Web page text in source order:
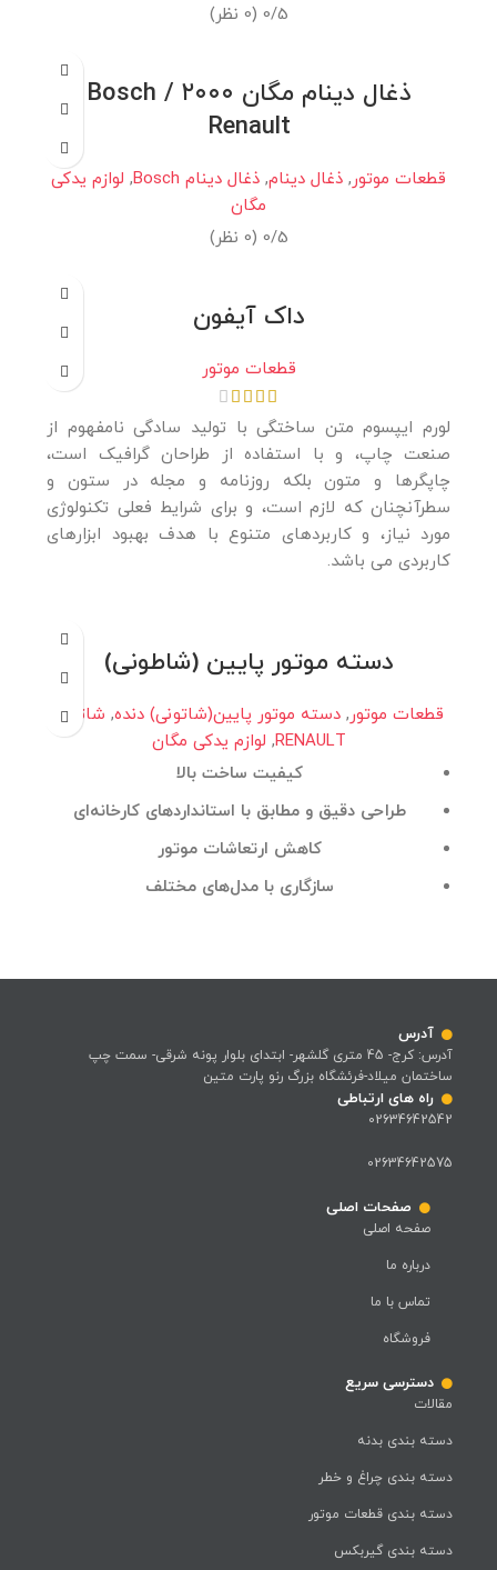
0/5 (0 نظر)
ذغال دینام مگان ۲۰۰۰ Bosch /
Renault
قطعات موتور, ذغال دینام, ذغال دینام Bosch , لوازم یدکی
مگان
0/5 (0 نظر)
داک آیفون
قطعات موتور
لورم ایپسوم متن ساختگی با تولید سادگی نامفهوم از
صنعت چاپ، و با استفاده از طراحان گرافیک است،
چاپگرها و متون بلکه روزنامه و مجله در ستون و
سطرآنچنان که لازم است، و برای شرایط فعلی تکنولوژی
مورد نیاز، و کاربردهای متنوع با هدف بهبود ابزارهای
کاربردی می باشد.
دسته موتور پایین (شاطونی)
قطعات موتور, دسته موتور پایین(شاتونی) دنده, شاتونی
RENAULT
, لوازم یدکی مگان
کیفیت ساخت بالا
طراحی دقیق و مطابق با استانداردهای کارخانه‌ای
کاهش ارتعاشات موتور
سازگاری با مدل‌های مختلف
آدرس
آدرس: کرج- 45 متری گلشهر- ابتدای بلوار پونه شرقی- سمت چپ
ساختمان میلاد-فرئشگاه بزرگ رنو پارت متین
راه های ارتباطی
02634642542
02634642575
صفحات اصلی
صفحه اصلی
درباره ما
تماس با ما
فروشگاه
دسترسی سریع
مقالات
دسته بندی بدنه
دسته بندی چراغ و خطر
دسته بندی قطعات موتور
دسته بندی گیربکس